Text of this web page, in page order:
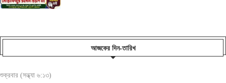
আজকের দিন-তারিখ
শুক্রবার (সন্ধ্যা ৬:১৩)